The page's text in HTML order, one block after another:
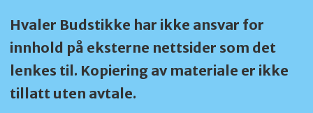
Hvaler Budstikke har ikke ansvar for
innhold på eksterne nettsider som det
lenkes til. Kopiering av materiale er ikke
tillatt uten avtale.